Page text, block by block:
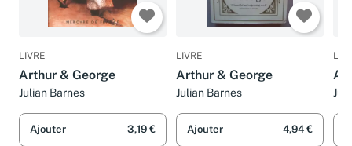
LIVRE
Arthur & George
Julian Barnes
Ajouter 3,19 €
LIVRE
Arthur & George
Julian Barnes
Ajouter 4,94 €